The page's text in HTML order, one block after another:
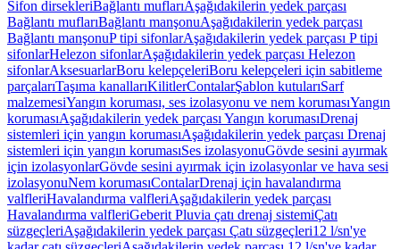
Sifon dirsekleriBağlantı muflarıAşağıdakilerin yedek parçası
Bağlantı muflarıBağlantı manşonuAşağıdakilerin yedek parçası
Bağlantı manşonuP tipi sifonlarAşağıdakilerin yedek parçası P tipi
sifonlarHelezon sifonlarAşağıdakilerin yedek parçası Helezon
sifonlarAksesuarlarBoru kelepçeleriBoru kelepçeleri için sabitleme
parçalarıTaşıma kanallarıKilitlerContalarŞablon kutularıSarf
malzemesiYangın koruması, ses izolasyonu ve nem korumasıYangın
korumasıAşağıdakilerin yedek parçası Yangın korumasıDrenaj
sistemleri için yangın korumasıAşağıdakilerin yedek parçası Drenaj
sistemleri için yangın korumasıSes izolasyonuGövde sesini ayırmak
için izolasyonlarGövde sesini ayırmak için izolasyonlar ve hava sesi
izolasyonuNem korumasıContalarDrenaj için havalandırma
valfleriHavalandırma valfleriAşağıdakilerin yedek parçası
Havalandırma valfleriGeberit Pluvia çatı drenaj sistemiÇatı
süzgeçleriAşağıdakilerin yedek parçası Çatı süzgeçleri12 l/sn'ye